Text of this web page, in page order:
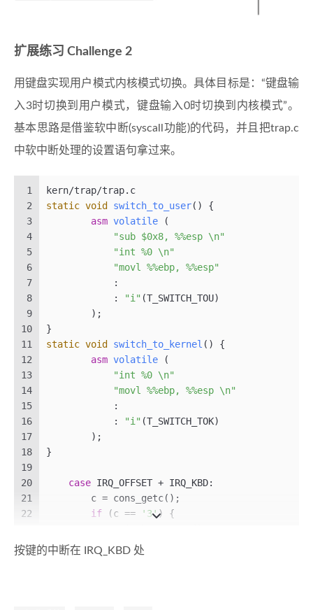
扩展练习 Challenge 2
用键盘实现用户模式内核模式切换。具体目标是：“键盘输
入3时切换到用户模式，键盘输入0时切换到内核模式”。
基本思路是借鉴软中断(syscall功能)的代码，并且把trap.c
中软中断处理的设置语句拿过来。
1
2
3
4
5
6
7
8
9
10
11
12
13
14
15
16
17
18
19
20
21
22
24
25
kern/trap/trap.c
static void switch_to_user()
{
asm volatile
(
"sub $0x8, %%esp \n"
"int %0 \n"
"movl %%ebp, %%esp"
	    :
	    :
"i" (T_SWITCH_TOU)
	)
;
}
static void switch_to_kernel ()
{
asm volatile
(
"int %0 \n"
"movl %%ebp, %%esp \n"
	    :
	    :
"i" (T_SWITCH_TOK)
	)
;
}
case IRQ_OFFSET + IRQ_KBD:
        c = cons_getc();
if (c == '3') {
            print_trapframe(tf);
        }
else if (c ==
按键的中断在 IRQ_KBD 处